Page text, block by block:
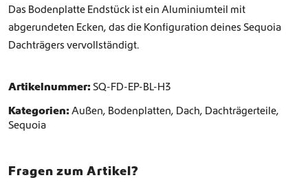
s
t
ü
M
n
g
Das Bodenplatte Endstück ist ein Aluminiumteil mit
abgerundeten Ecken, das die Konfiguration deines Sequoia
Dachträgers vervollständigt.
Artikelnummer: SQ-FD-EP-BL-H3
Kategorien: Außen, Bodenplatten, Dach, Dachträgerteile,
Sequoia
Fragen zum Artikel?